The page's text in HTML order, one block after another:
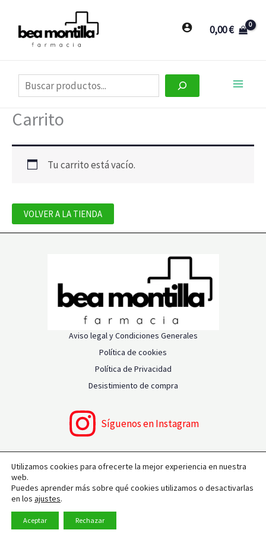
contenido
0,00€
Buscar
Carrito
Tu carrito está vacío.
VOLVER A LA TIENDA
Aviso legal y Condiciones Generales
Política de cookies
Política de Privacidad
Desistimiento de compra
Síguenos en Instagram
Copyright © 2026 Farmacia Bea Montilla | Powered by
Utilizamos cookies para ofrecerte la mejor experiencia en nuestra
web.
Puedes aprender más sobre qué cookies utilizamos o desactivarlas
en los ajustes.
Aceptar Rechazar